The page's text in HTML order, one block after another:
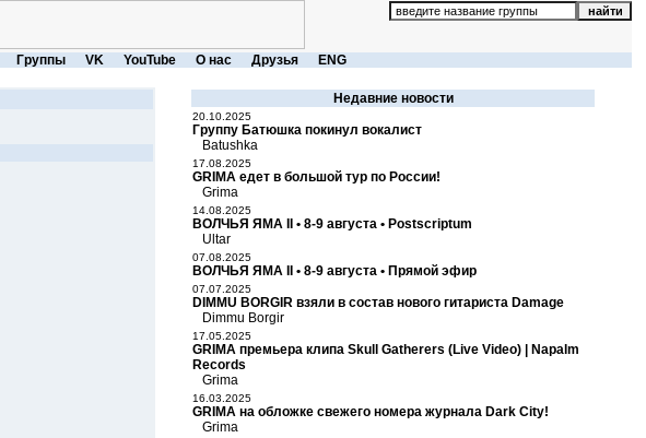
Группы VK YouTube О нас Друзья ENG
Недавние новости
20.10.2025
Группу Батюшка покинул вокалист
Batushka
17.08.2025
GRIMA едет в большой тур по России!
Grima
14.08.2025
ВОЛЧЬЯ ЯМА II • 8-9 августа • Postscriptum
Ultar
07.08.2025
ВОЛЧЬЯ ЯМА II • 8-9 августа • Прямой эфир
07.07.2025
DIMMU BORGIR взяли в состав нового гитариста Damage
Dimmu Borgir
17.05.2025
GRIMA премьера клипа Skull Gatherers (Live Video) | Napalm
Records
Grima
16.03.2025
GRIMA на обложке свежего номера журнала Dark City!
Grima